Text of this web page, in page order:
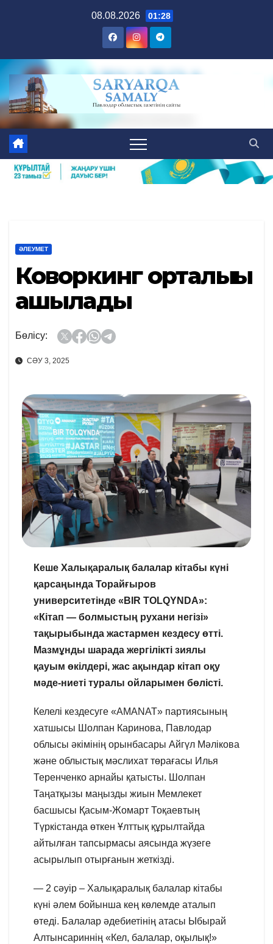
08.08.2026 01:28
ӘЛЕУМЕТ
Коворкинг орталығы
ашылады
Бөлісу:
СӘУ 3, 2025
Кеше Халықаралық балалар кітабы күні
қарсаңында Торайғыров
университетінде «BIR TOLQYNDA»:
«Кітап — болмыстың рухани негізі»
тақырыбында жастармен кездесу өтті.
Мазмұнды шарада жергілікті зиялы
қауым өкілдері, жас ақындар кітап оқу
мәде-ниеті туралы ойларымен бөлісті.
Келелі кездесуге «AMANAT» партиясының
хатшысы Шолпан Каринова, Павлодар
облысы әкімінің орынбасары Айгүл Мәлікова
және облыстық мәслихат төрағасы Илья
Теренченко арнайы қатысты. Шолпан
Таңатқызы маңызды жиын Мемлекет
басшысы Қасым-Жомарт Тоқаевтың
Түркістанда өткен Ұлттық құрылтайда
айтылған тапсырмасы аясында жүзеге
асырылып отырғанын жеткізді.
— 2 сәуір – Халықаралық балалар кітабы
күні әлем бойынша кең көлемде аталып
өтеді. Балалар әдебиетінің атасы Ыбырай
Алтынсариннің «Кел, балалар, оқылық!»